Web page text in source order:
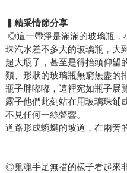
▍精采情節分享
◎這一帶淨是滿滿的玻璃瓶，
珠汽水差不多大的玻璃瓶，大
超大瓶子，甚至是得抬頭仰
類、形狀的玻璃瓶無窮無盡的
瓶子胖嘟嘟，這裡宛如瓶子展
露子他們此刻站在用玻璃珠鋪
不見任何一絲聲響。
道路形成蜿蜒的坡道，在兩旁
◎鬼魂手足無措的樣子看起來